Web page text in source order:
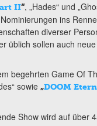
II“, „Hades“ und
ins
diverser
üblich sollen auch
begehrten Game Of
sowie „DOOM
Show wird auf über